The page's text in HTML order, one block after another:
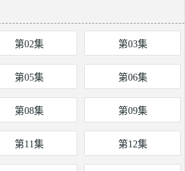
第02集 第03集
第05集 第06集
第08集 第09集
第11集 第12集